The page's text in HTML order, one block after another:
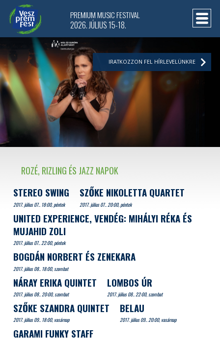
ROZÉ, RIZLING ÉS JAZZ NAPOK
STEREO SWING
2017. július 07.. 18:00, péntek
SZŐKE NIKOLETTA QUARTET
2017. július 07.. 20:00, péntek
UNITED EXPERIENCE, VENDÉG: MIHÁLYI RÉKA ÉS
MUJAHID ZOLI
2017. július 07.. 22:00, péntek
BOGDÁN NORBERT ÉS ZENEKARA
2017. július 08.. 18:00, szombat
NÁRAY ERIKA QUINTET
2017. július 08.. 20:00, szombat
LOMBOS ÚR
2017. július 08.. 22:00, szombat
SZŐKE SZANDRA QUINTET
2017. július 09.. 18:00, vasárnap
BELAU
2017. július 09.. 20:00, vasárnap
GARAMI FUNKY STAFF
PREMIUM MUSIC FESTIVAL
2026. JÚLIUS 15-18.
IRATKOZZON FEL HÍRLEVELÜNKRE